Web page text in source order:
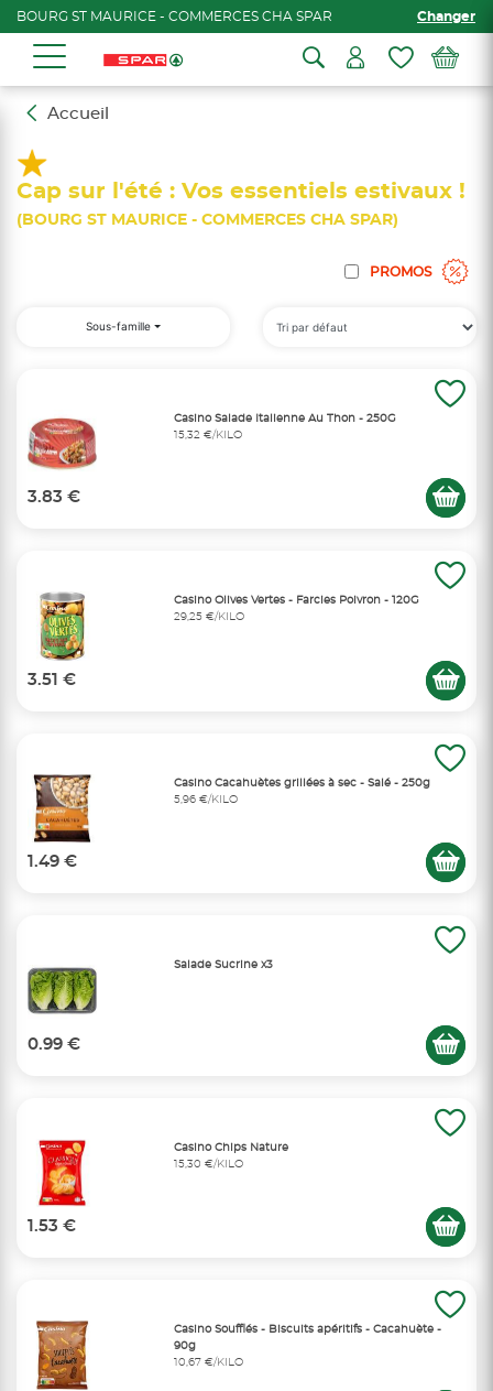
BOURG ST MAURICE - COMMERCES CHA SPAR Changer
Accueil
Cap sur l'été : Vos essentiels estivaux !
(BOURG ST MAURICE - COMMERCES CHA SPAR)
PROMOS
Sous-famille
Casino Salade Italienne Au Thon - 250G
15,32 €/KILO
3.83 €
Casino Olives Vertes - Farcies Poivron - 120G
29,25 €/KILO
3.51 €
Casino Cacahuètes grillées à sec - Salé - 250g
5,96 €/KILO
1.49 €
Salade Sucrine x3
0.99 €
Casino Chips Nature
15,30 €/KILO
1.53 €
Casino Soufflés - Biscuits apéritifs - Cacahuète -
90g
10,67 €/KILO